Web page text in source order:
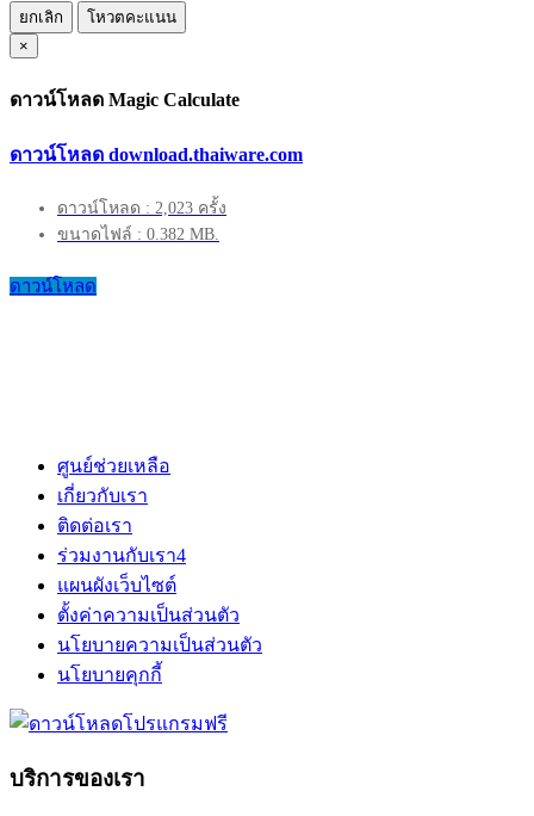
ยกเลิก
โหวตคะแนน
×
ดาวน์โหลด Magic Calculate
ดาวน์โหลด download.thaiware.com
ดาวน์โหลด : 2,023 ครั้ง
ขนาดไฟล์ : 0.382 MB.
ดาวน์โหลด
ศูนย์ช่วยเหลือ
เกี่ยวกับเรา
ติดต่อเรา
ร่วมงานกับเรา4
แผนผังเว็บไซต์
ตั้งค่าความเป็นส่วนตัว
นโยบายความเป็นส่วนตัว
นโยบายคุกกี้
บริการของเรา